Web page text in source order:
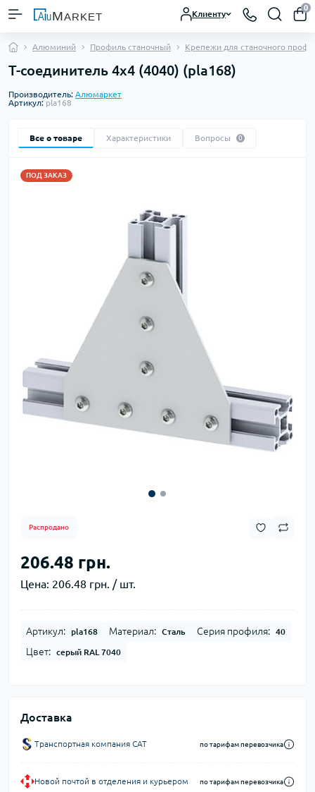
Клиенту
0
Алюминий Профиль станочный Крепежи для станочного
Т-соединитель 4х4 (4040) (pla168)
Производитель: Алюмаркет
Артикул: pla168
Все о товаре Характеристики Вопросы 0
ПОД ЗАКАЗ
Распродано
206.48 грн.
Цена: 206.48 грн. / шт.
Артикул: pla168 Материал: Сталь Серия профиля: 40
Цвет: серый RAL 7040
Доставка
Транспортная компания CAT по тарифам перевозчика
Новой почтой в отделения и курьером по тарифам перевозчика